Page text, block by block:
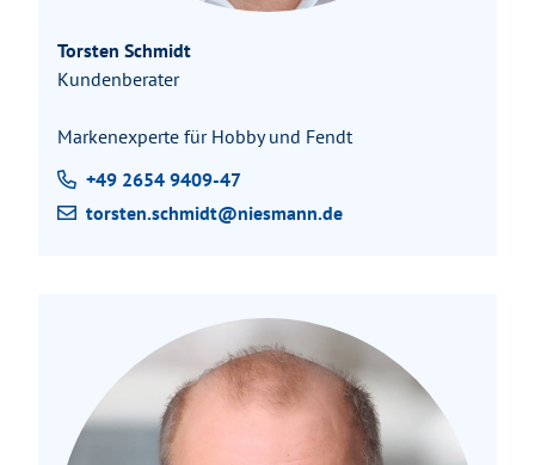
Torsten Schmidt
Kundenberater
Markenexperte für Hobby und Fendt
+49 2654 9409-47
torsten.schmidt@niesmann.de